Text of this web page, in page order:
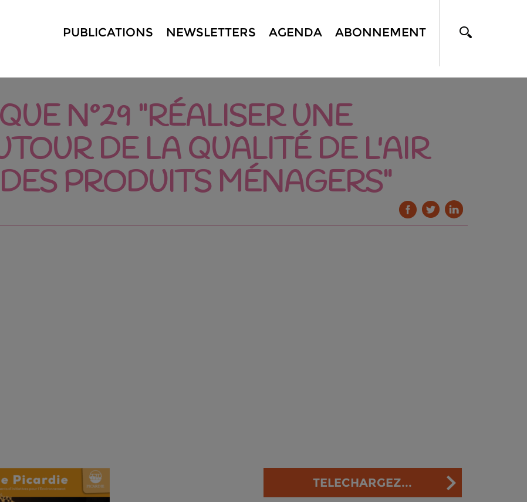
PUBLICATIONS NEWSLETTERS AGENDA ABONNEMENT
N°29 "RÉALISER UNE
DE LA QUALITÉ DE L'AIR
PRODUITS MÉNAGERS"
TELECHARGEZ...